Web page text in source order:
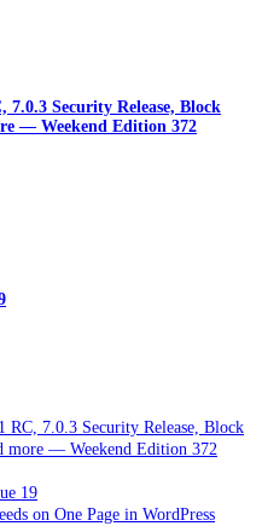
7.0.3 Security Release, Block
— Weekend Edition 372
RC, 7.0.3 Security Release, Block
more — Weekend Edition 372
19
on One Page in WordPress